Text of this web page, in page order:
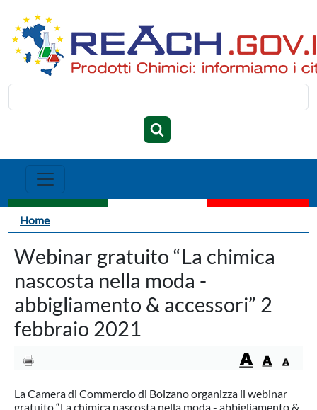
Briciole di pane
Home
Webinar gratuito “La chimica
nascosta nella moda -
abbigliamento & accessori” 2
febbraio 2021
La Camera di Commercio di Bolzano organizza il webinar
gratuito “La chimica nascosta nella moda - abbigliamento &